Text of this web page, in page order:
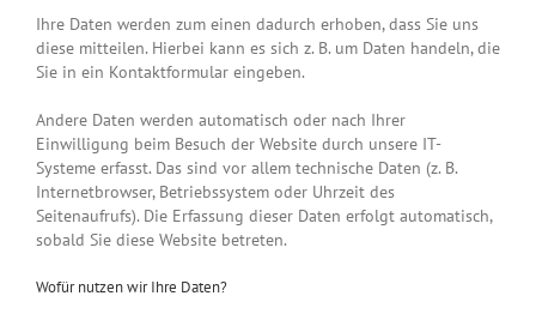
Ihre Daten werden zum einen dadurch erhoben, dass Sie uns
diese mitteilen. Hierbei kann es sich z. B. um Daten handeln, die
Sie in ein Kontaktformular eingeben.
Andere Daten werden automatisch oder nach Ihrer
Einwilligung beim Besuch der Website durch unsere IT-
Systeme erfasst. Das sind vor allem technische Daten (z. B.
Internetbrowser, Betriebssystem oder Uhrzeit des
Seitenaufrufs). Die Erfassung dieser Daten erfolgt automatisch,
sobald Sie diese Website betreten.
Wofür nutzen wir Ihre Daten?